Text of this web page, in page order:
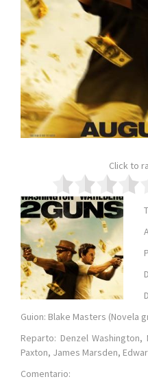
Click to
Guion: Blake Masters (Novela
Reparto: Denzel
Paxton, James Marsden,
Comentario: